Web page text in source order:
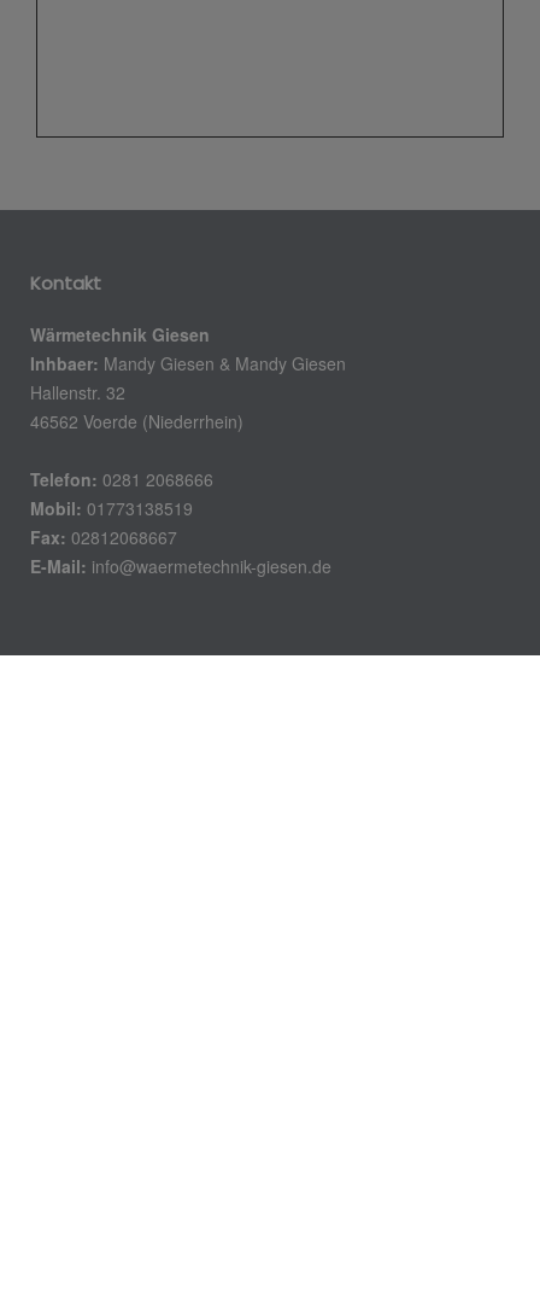
Kontakt
Wärmetechnik Giesen
Inhbaer: Mandy Giesen & Mandy Giesen
Hallenstr. 32
46562 Voerde (Niederrhein)
Telefon: 0281 2068666
Mobil: 01773138519
Fax: 02812068667
E-Mail: info@waermetechnik-giesen.de